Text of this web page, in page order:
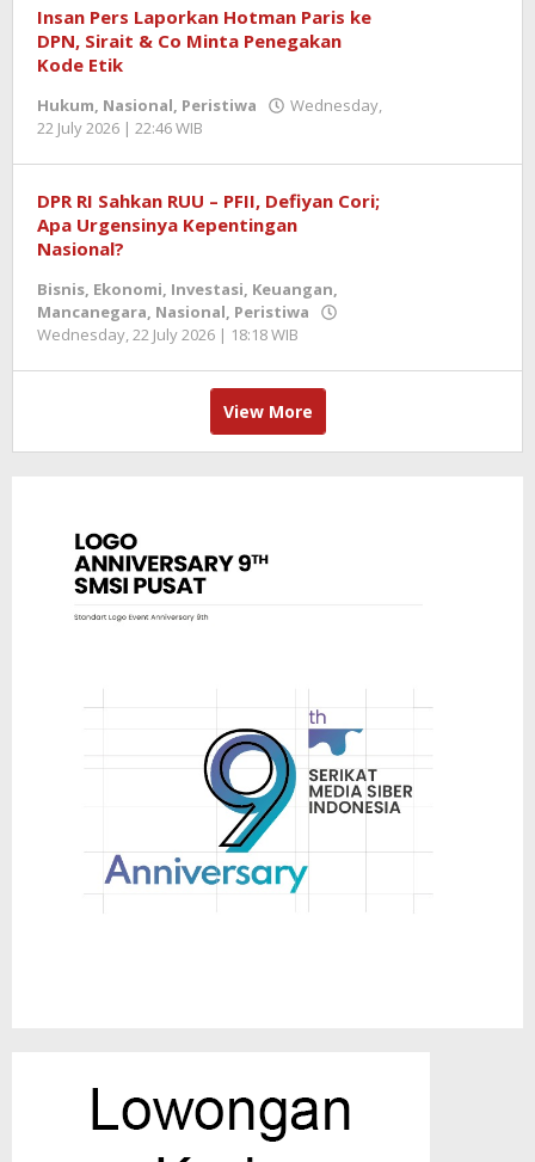
Insan Pers Laporkan Hotman Paris ke
DPN, Sirait & Co Minta Penegakan
Kode Etik
Hukum, Nasional, Peristiwa
Wednesday,
22 July 2026 | 22:46 WIB
DPR RI Sahkan RUU – PFII, Defiyan Cori;
Apa Urgensinya Kepentingan
Nasional?
Bisnis, Ekonomi, Investasi, Keuangan,
Mancanegara, Nasional, Peristiwa
Wednesday, 22 July 2026 | 18:18 WIB
View More